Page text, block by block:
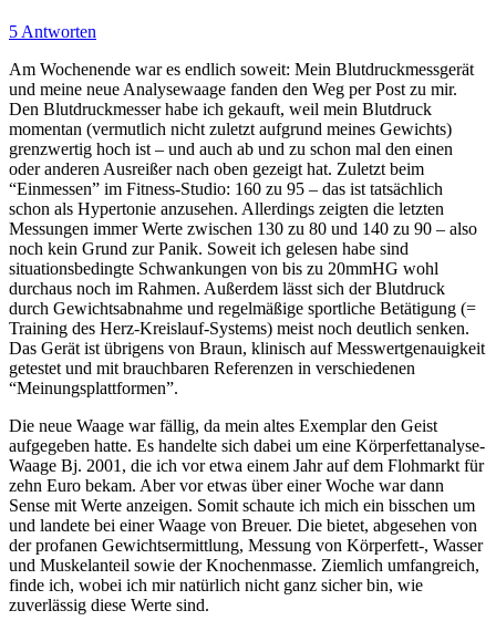
5 Antworten
Am Wochenende war es endlich soweit: Mein Blutdruckmessgerät
und meine neue Analysewaage fanden den Weg per Post zu mir.
Den Blutdruckmesser habe ich gekauft, weil mein Blutdruck
momentan (vermutlich nicht zuletzt aufgrund meines Gewichts)
grenzwertig hoch ist – und auch ab und zu schon mal den einen
oder anderen Ausreißer nach oben gezeigt hat. Zuletzt beim
“Einmessen” im Fitness-Studio: 160 zu 95 – das ist tatsächlich
schon als Hypertonie anzusehen. Allerdings zeigten die letzten
Messungen immer Werte zwischen 130 zu 80 und 140 zu 90 – also
noch kein Grund zur Panik. Soweit ich gelesen habe sind
situationsbedingte Schwankungen von bis zu 20mmHG wohl
durchaus noch im Rahmen. Außerdem lässt sich der Blutdruck
durch Gewichtsabnahme und regelmäßige sportliche Betätigung (=
Training des Herz-Kreislauf-Systems) meist noch deutlich senken.
Das Gerät ist übrigens von Braun, klinisch auf Messwertgenauigkeit
getestet und mit brauchbaren Referenzen in verschiedenen
“Meinungsplattformen”.
Die neue Waage war fällig, da mein altes Exemplar den Geist
aufgegeben hatte. Es handelte sich dabei um eine Körperfettanalyse-
Waage Bj. 2001, die ich vor etwa einem Jahr auf dem Flohmarkt für
zehn Euro bekam. Aber vor etwas über einer Woche war dann
Sense mit Werte anzeigen. Somit schaute ich mich ein bisschen um
und landete bei einer Waage von Breuer. Die bietet, abgesehen von
der profanen Gewichtsermittlung, Messung von Körperfett-, Wasser
und Muskelanteil sowie der Knochenmasse. Ziemlich umfangreich,
finde ich, wobei ich mir natürlich nicht ganz sicher bin, wie
zuverlässig diese Werte sind.